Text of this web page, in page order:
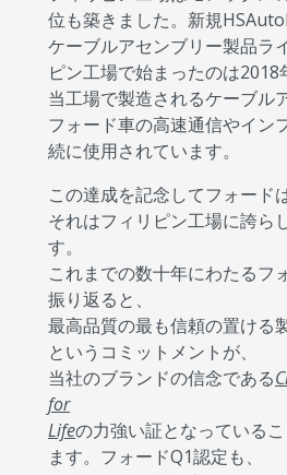
位も築きました。新規
ケーブルアセンブリー製品ラ
ピン工場で始まったのは2018
当工場で製造されるケーブル
フォード車の高速通信やイン
続に使用されています。
この達成を記念してフォード
それはフィリピン工場に誇ら
す。
これまでの数十年にわたるフ
振り返ると、
最高品質の最も信頼の置ける
というコミットメントが、
当社のブランドの信念である
for
Lifeの力強い証となっている
ます。フォードQ1認定も、